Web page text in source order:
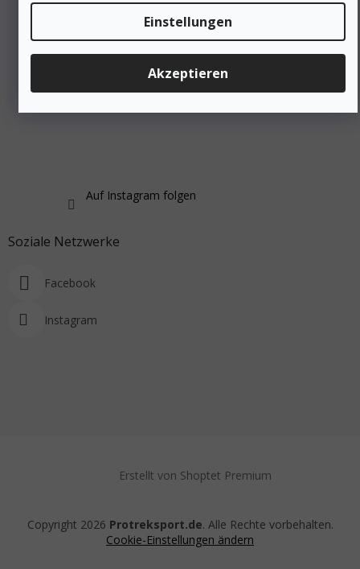
Einstellungen
Akzeptieren
Auf Instagram folgen
Soziale Netzwerke
Facebook
Instagram
Erstellt von Shoptet Premium
Copyright 2026 Protreksport.de. Alle Rechte vorbehalten.
Cookie-Einstellungen ändern